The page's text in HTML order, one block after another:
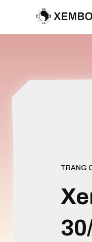
TRANG